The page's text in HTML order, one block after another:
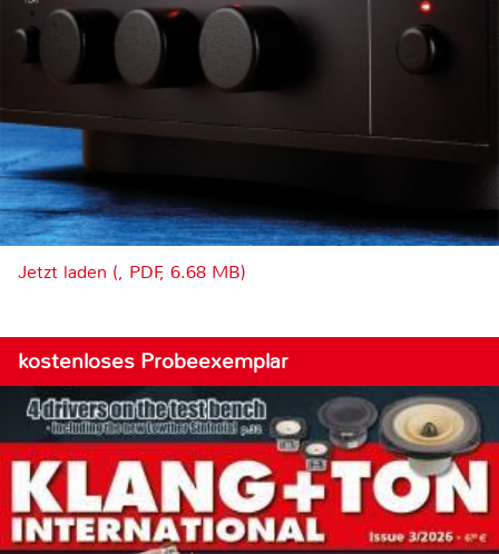
Jetzt laden (, PDF, 6.68 MB)
kostenloses Probeexemplar